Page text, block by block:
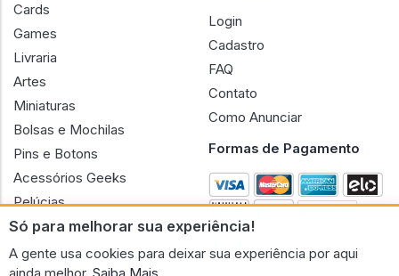
Só para melhorar sua experiência!
A gente usa cookies para deixar sua experiência por aqui
Cards
Games
Livraria
Artes
Miniaturas
Bolsas e Mochilas
Pins e Botons
Acessórios Geeks
Pelúcias
Bonecas
Login
Cadastro
FAQ
Contato
Como Anunciar
Formas de Pagamento